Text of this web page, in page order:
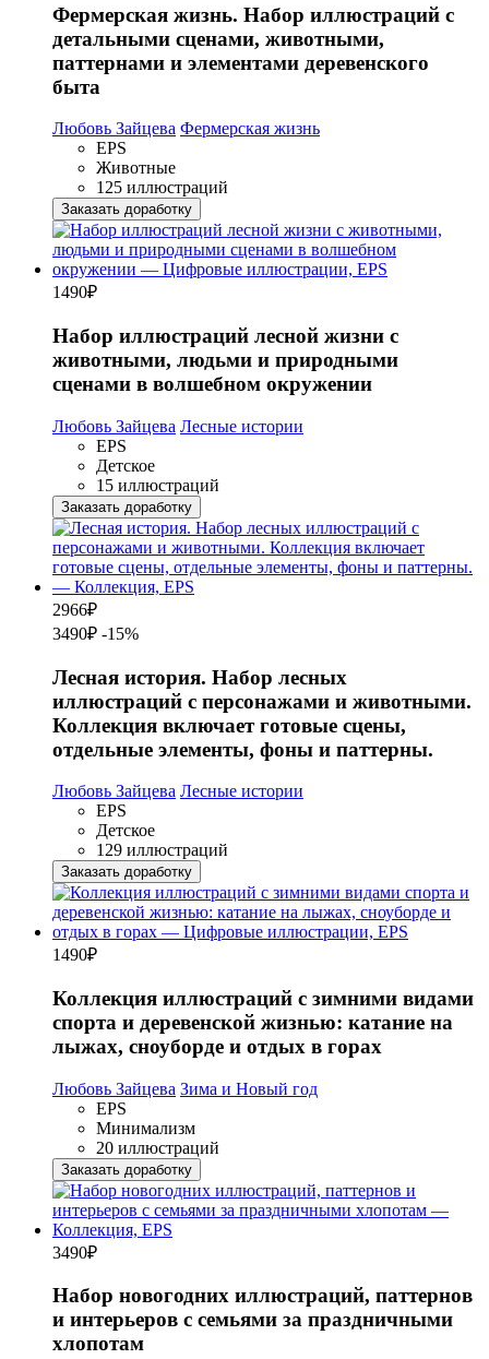
Фермерская жизнь. Набор иллюстраций с
детальными сценами, животными,
паттернами и элементами деревенского
быта
Любовь Зайцева Фермерская жизнь
EPS
Животные
125 иллюстраций
Заказать доработку
1490₽
Набор иллюстраций лесной жизни с
животными, людьми и природными
сценами в волшебном окружении
Любовь Зайцева Лесные истории
EPS
Детское
15 иллюстраций
Заказать доработку
2966₽
3490₽ -15%
Лесная история. Набор лесных
иллюстраций с персонажами и животными.
Коллекция включает готовые сцены,
отдельные элементы, фоны и паттерны.
Любовь Зайцева Лесные истории
EPS
Детское
129 иллюстраций
Заказать доработку
1490₽
Коллекция иллюстраций с зимними видами
спорта и деревенской жизнью: катание на
лыжах, сноуборде и отдых в горах
Любовь Зайцева Зима и Новый год
EPS
Минимализм
20 иллюстраций
Заказать доработку
3490₽
Набор новогодних иллюстраций, паттернов
и интерьеров с семьями за праздничными
хлопотам